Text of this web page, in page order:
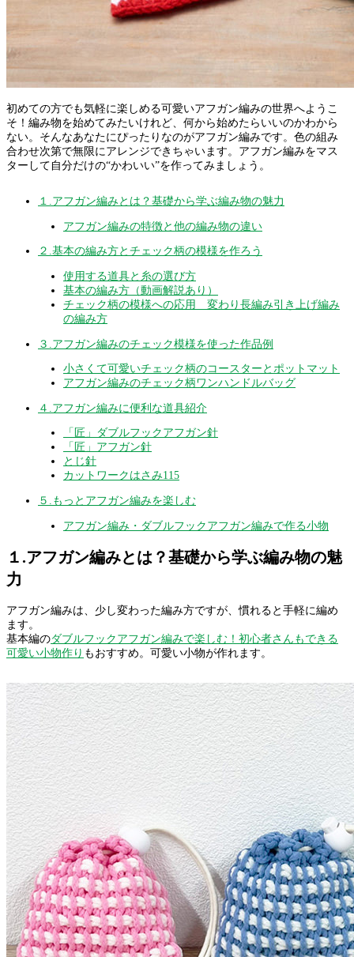
初めての方でも気軽に楽しめる可愛いアフガン編みの世界へようこ
そ！編み物を始めてみたいけれど、何から始めたらいいのかわから
ない。そんなあなたにぴったりなのがアフガン編みです。色の組み
合わせ次第で無限にアレンジできちゃいます。アフガン編みをマス
ターして自分だけの“かわいい”を作ってみましょう。
１.アフガン編みとは？基礎から学ぶ編み物の魅力
アフガン編みの特徴と他の編み物の違い
２.基本の編み方とチェック柄の模様を作ろう
使用する道具と糸の選び方
基本の編み方（動画解説あり）
チェック柄の模様への応用 変わり長編み引き上げ編み
の編み方
３.アフガン編みのチェック模様を使った作品例
小さくて可愛いチェック柄のコースターとポットマット
アフガン編みのチェック柄ワンハンドルバッグ
４.アフガン編みに便利な道具紹介
「匠」ダブルフックアフガン針
「匠」アフガン針
とじ針
カットワークはさみ115
５.もっとアフガン編みを楽しむ
アフガン編み・ダブルフックアフガン編みで作る小物
１.アフガン編みとは？基礎から学ぶ編み物の魅
力
アフガン編みは、少し変わった編み方ですが、慣れると手軽に編め
ます。
基本編のダブルフックアフガン編みで楽しむ！初心者さんもできる
可愛い小物作り もおすすめ。可愛い小物が作れます。